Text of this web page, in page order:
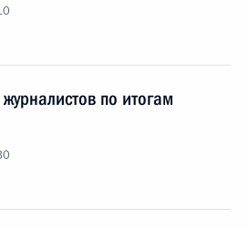
по итогам